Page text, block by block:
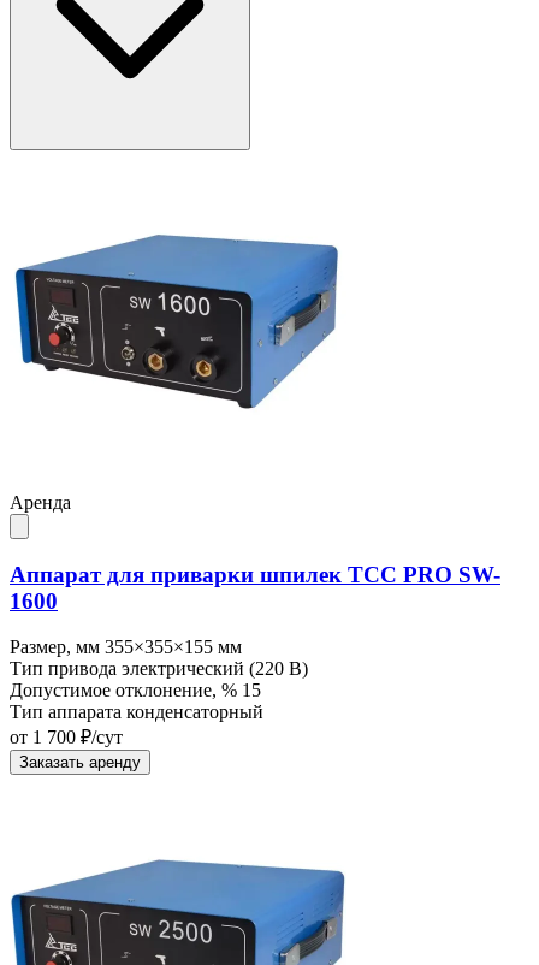
Аренда
Аппарат для приварки шпилек ТСС PRO SW-
1600
Размер, мм 355×355×155 мм
Тип привода электрический (220 В)
Допустимое отклонение, % 15
Тип аппарата конденсаторный
от 1 700 ₽/сут
Заказать аренду